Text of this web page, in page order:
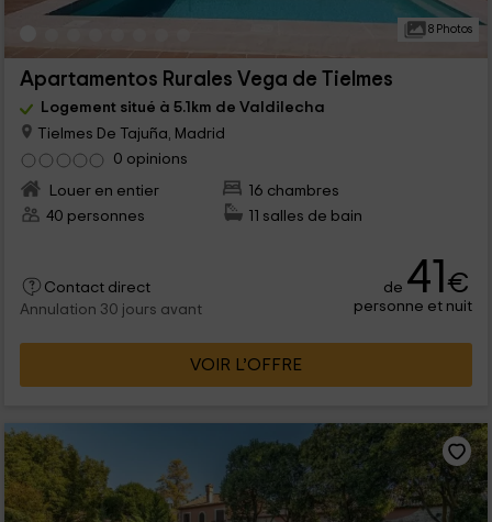
8 Photos
Apartamentos Rurales Vega de Tielmes
Logement situé à 5.1km de Valdilecha
Tielmes De Tajuña, Madrid
0 opinions
Louer en entier
16 chambres
40 personnes
11 salles de bain
Contact direct
Annulation 30 jours avant
de 41€
personne et nuit
VOIR L’OFFRE